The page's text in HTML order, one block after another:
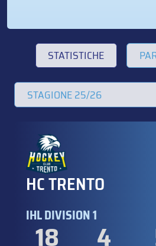
STATISTICHE
HC TRENTO
IHL DIVISION 1
18 4